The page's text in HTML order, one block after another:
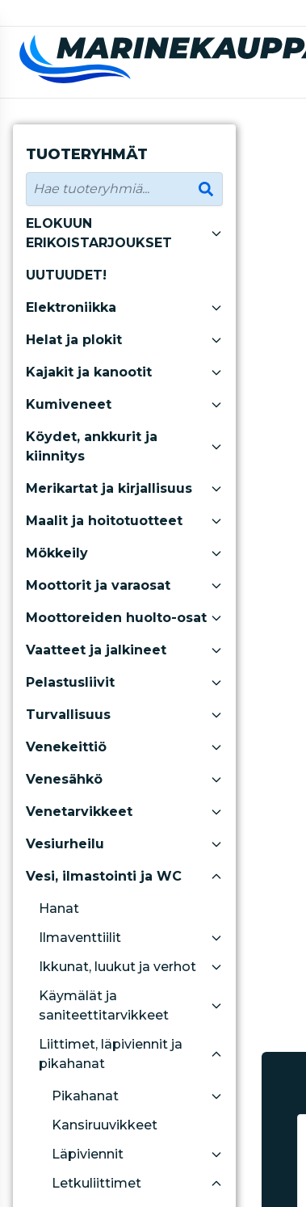
TUOTERYHMÄT
ELOKUUN
ERIKOISTARJOUKSET
UUTUUDET!
Elektroniikka
Helat ja plokit
Kajakit ja kanootit
Kumiveneet
Köydet, ankkurit ja
kiinnitys
Merikartat ja kirjallisuus
Maalit ja hoitotuotteet
Mökkeily
Moottorit ja varaosat
Moottoreiden huolto-osat
Vaatteet ja jalkineet
Pelastusliivit
Turvallisuus
Venekeittiö
Venesähkö
Venetarvikkeet
Vesiurheilu
Vesi, ilmastointi ja WC
Hanat
Ilmaventtiilit
Ikkunat, luukut ja verhot
Käymälät ja
saniteettitarvikkeet
Liittimet, läpiviennit ja
pikahanat
Pikahanat
Kansiruuvikkeet
Läpiviennit
Letkuliittimet